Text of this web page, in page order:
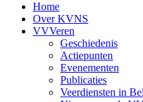
Home
Over KVNS
VVVeren
Geschiedenis
Actiepunten
Evenementen
Publicaties
Veerdiensten in